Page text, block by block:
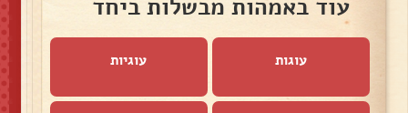
עוד באמהות מבשלות ביחד
עוגות עוגיות